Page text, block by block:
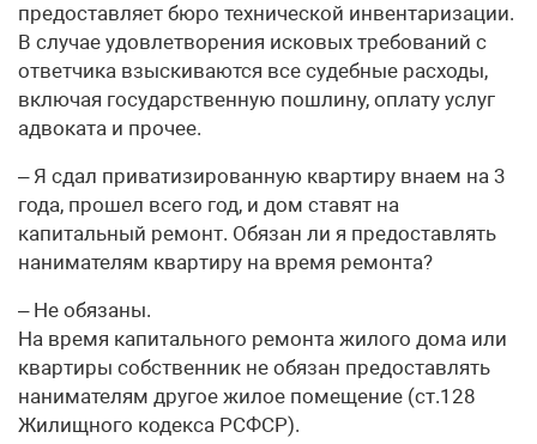
предоставляет бюро технической инвентаризации.
В случае удовлетворения исковых требований с
ответчика взыскиваются все судебные расходы,
включая государственную пошлину, оплату услуг
адвоката и прочее.
– Я сдал приватизированную квартиру внаем на 3
года, прошел всего год, и дом ставят на
капитальный ремонт. Обязан ли я предоставлять
нанимателям квартиру на время ремонта?
– Не обязаны.
На время капитального ремонта жилого дома или
квартиры собственник не обязан предоставлять
нанимателям другое жилое помещение (ст.128
Жилищного кодекса РСФСР).